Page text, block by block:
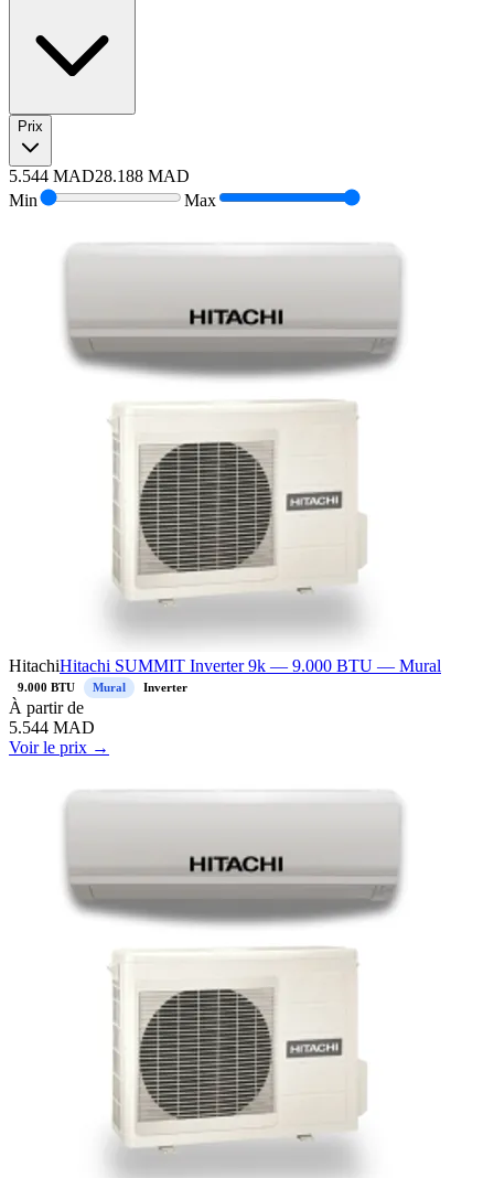
Prix
5.544 MAD28.188 MAD
Min
Max
HitachiHitachi SUMMIT Inverter 9k — 9.000 BTU — Mural
9.000 BTU Mural Inverter
À partir de
5.544 MAD
Voir le prix →